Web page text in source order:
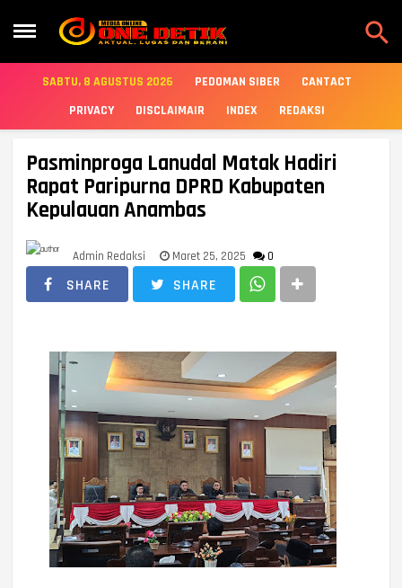

SABTU, 8 AGUSTUS 2026 PEDOMAN SIBER
CANTACT
PRIVACY
DISCLAIMAIR INDEX REDAKSI
Pasminproga Lanudal Matak Hadiri
Rapat Paripurna DPRD Kabupaten
Kepulauan Anambas
Admin Redaksi Maret 25, 2025 0
SHARE SHARE